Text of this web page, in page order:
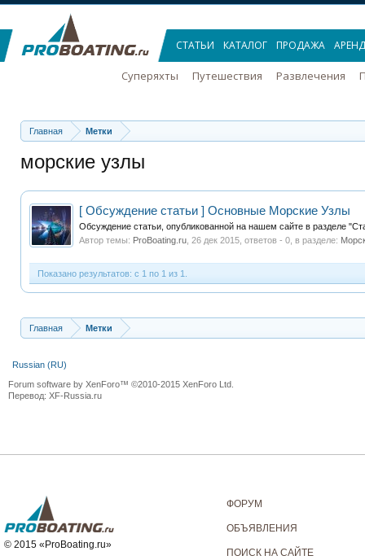
Главная Метки
морские узлы
[ Обсуждение статьи ] Основные Морские Узлы
Обсуждение статьи, опубликованной на нашем сайте в разделе
Автор темы: ProBoating.ru 26 дек 2015 , ответов - 0, в разделе:
Показано результатов: с 1 по 1 из 1.
Главная Метки
СТАТЬИ КАТАЛОГ ПРОДАЖА
Суперяхты Путешествия Развлечения
Russian (RU)
Forum software by XenForo™ ©2010-2015 XenForo Ltd.
Перевод: XF-Russia.ru
© 2015 «ProBoating.ru»
ФОРУМ
ОБЪЯВЛЕНИЯ
ПОИСК НА САЙТЕ